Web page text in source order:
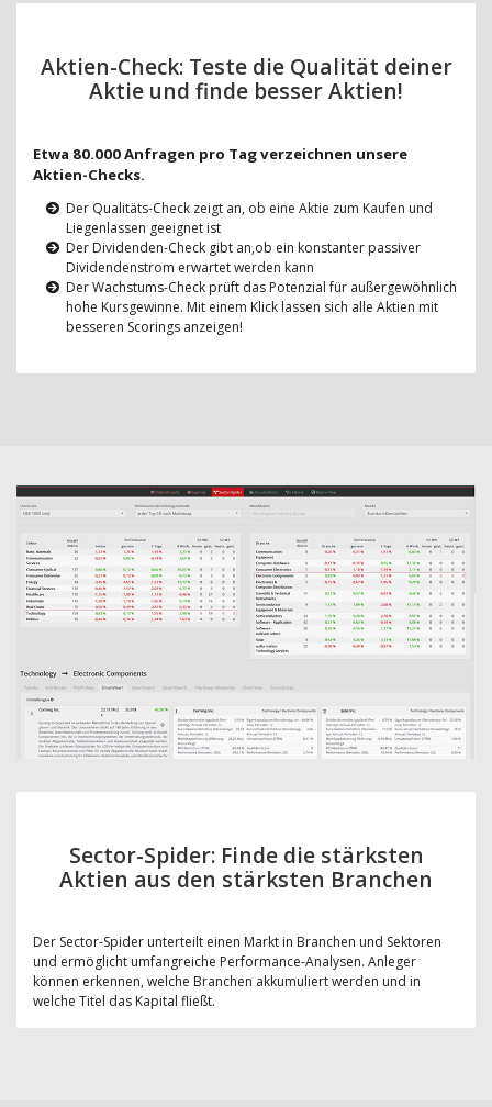
Aktien-Check: Teste die Qualität deiner
Aktie und finde besser Aktien!
Etwa 80.000 Anfragen pro Tag verzeichnen unsere
Aktien-Checks.
Der Qualitäts-Check zeigt an, ob eine Aktie zum Kaufen und
Liegenlassen geeignet ist
Der Dividenden-Check gibt an,ob ein konstanter passiver
Dividendenstrom erwartet werden kann
Der Wachstums-Check prüft das Potenzial für außergewöhnlich
hohe Kursgewinne. Mit einem Klick lassen sich alle Aktien mit
besseren Scorings anzeigen!
Sector-Spider: Finde die stärksten
Aktien aus den stärksten Branchen
Der Sector-Spider unterteilt einen Markt in Branchen und Sektoren
und ermöglicht umfangreiche Performance-Analysen. Anleger
können erkennen, welche Branchen akkumuliert werden und in
welche Titel das Kapital fließt.